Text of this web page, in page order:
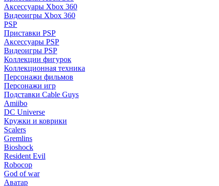
Аксессуары Xbox 360
Видеоигры Xbox 360
PSP
Приставки PSP
Аксессуары PSP
Видеоигры PSP
Коллекции фигурок
Коллекционная техника
Персонажи фильмов
Персонажи игр
Подставки Cable Guys
Amiibo
DC Universe
Кружки и коврики
Scalers
Gremlins
Bioshock
Resident Evil
Robocop
God of war
Аватар